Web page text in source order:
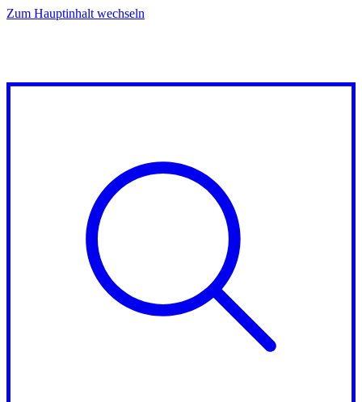
Zum Hauptinhalt wechseln